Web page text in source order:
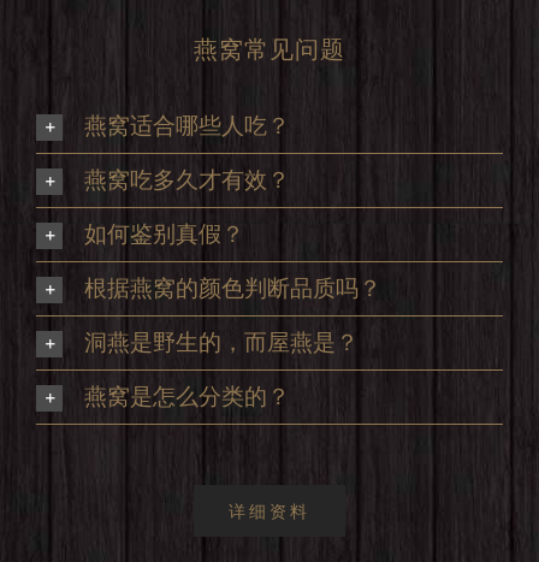
燕窝常见问题
燕窝适合哪些人吃？
燕窝吃多久才有效？
如何鉴别真假？
根据燕窝的颜色判断品质吗？
洞燕是野生的，而屋燕是？
燕窝是怎么分类的？
详细资料